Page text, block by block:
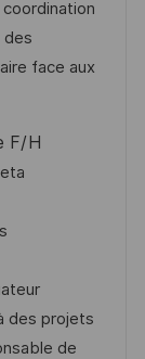
des
face aux
F/H
des projets
de